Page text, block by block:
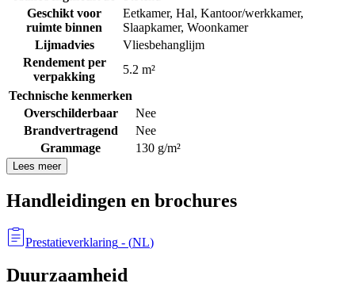
Geschikt voor
ruimte binnen
Eetkamer, Hal, Kantoor/werkkamer,
Slaapkamer, Woonkamer
Lijmadvies
Vliesbehanglijm
Rendement per
verpakking
5.2 m²
Technische kenmerken
Overschilderbaar
Nee
Brandvertragend
Nee
Grammage
130 g/m²
Lees meer
Handleidingen en brochures
Prestatieverklaring - (NL)
Duurzaamheid